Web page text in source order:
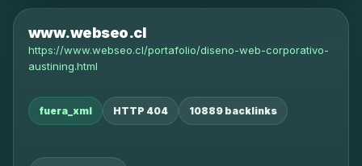
www.webseo.cl
https://www.webseo.cl/portafolio/diseno-web-corporativo-
austining.html
fuera_xml HTTP 404 10889 backlinks